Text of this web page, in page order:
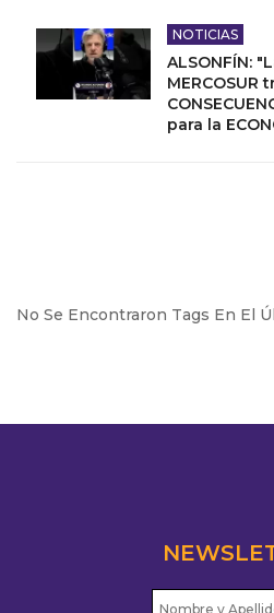
NOTICIAS
ALSONFÍN:
MERCOSUR
para la
No Se Encontraron Tags En El